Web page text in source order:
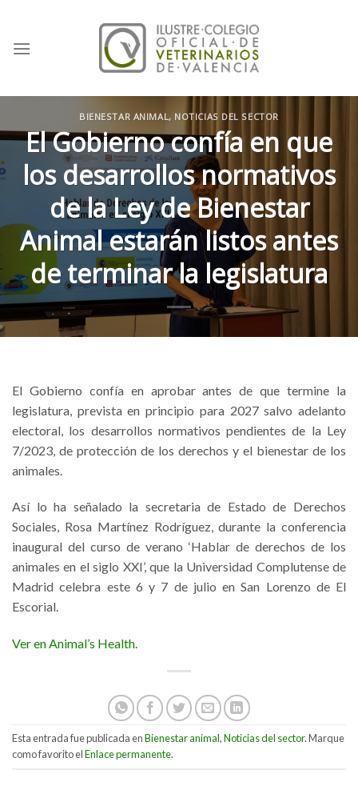
content
BIENESTAR ANIMAL, NOTICIAS DEL SECTOR
El Gobierno confía en que
los desarrollos normativos
de la Ley de Bienestar
Animal estarán listos antes
de terminar la legislatura
El Gobierno confía en aprobar antes de que termine la
legislatura, prevista en principio para 2027 salvo adelanto
electoral, los desarrollos normativos pendientes de la Ley
7/2023, de protección de los derechos y el bienestar de los
animales.
Así lo ha señalado la secretaria de Estado de Derechos
Sociales, Rosa Martínez Rodríguez, durante la conferencia
inaugural del curso de verano ‘Hablar de derechos de los
animales en el siglo XXI’, que la Universidad Complutense de
Madrid celebra este 6 y 7 de julio en San Lorenzo de El
Escorial.
Ver en Animal’s Health.
Esta entrada fue publicada enBienestar animal,Noticias del sector. Marque
como favorito elEnlace permanente.